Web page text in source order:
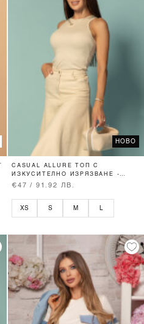
НОВО
CASUAL ALLURE ТОП С
ИЗКУСИТЕЛНО ИЗРЯЗВАНЕ -
SOFT BEIGE
€47 / 91.92 ЛВ.
XS S M L